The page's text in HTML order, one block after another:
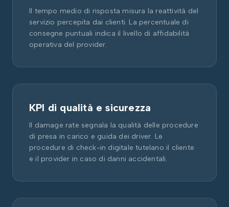
Il tempo medio di risposta misura la reattività del
servizio percepita dai clienti. La percentuale di
consegne puntuali indica il livello di affidabilità
operativa del provider.
KPI di qualità e sicurezza
Il damage rate segnala la qualità delle procedure
di presa in carico e guida dei driver. Le
procedure di check-in digitale tutelano il cliente
e il provider in caso di danni accidentali.